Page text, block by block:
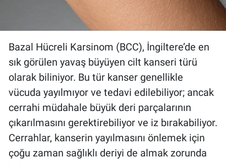
Bazal Hücreli Karsinom (BCC), İngiltere’de en
sık görülen yavaş büyüyen cilt kanseri türü
olarak biliniyor. Bu tür kanser genellikle
vücuda yayılmıyor ve tedavi edilebiliyor; ancak
cerrahi müdahale büyük deri parçalarının
çıkarılmasını gerektirebiliyor ve iz bırakabiliyor.
Cerrahlar, kanserin yayılmasını önlemek için
çoğu zaman sağlıklı deriyi de almak zorunda